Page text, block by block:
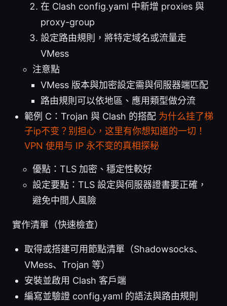
在 Clash config.yaml 中新增 proxies 與
proxy-group
設定路由規則，將特定域名或流量走
VMess
注意點
VMess 版本與加密設定需與伺服器端匹配
路由規則可以依地區、應用類型做分流
範例 C：Trojan 與 Clash 的搭配 为什么挂了梯
子ip不变？别担心，这里有你想知道的一切！
VPN 使用与 IP 永不变的真相探秘
優點：TLS 加密、穩定性較好
設定要點：TLS 設定與伺服器證書要正確，
避免中間人風險
實作清單（快速檢查）
取得或搭建可用節點清單（Shadowsocks、
VMess、Trojan 等）
安裝並啟用 Clash 客戶端
編寫並驗證 config.yaml 的語法與路由規則